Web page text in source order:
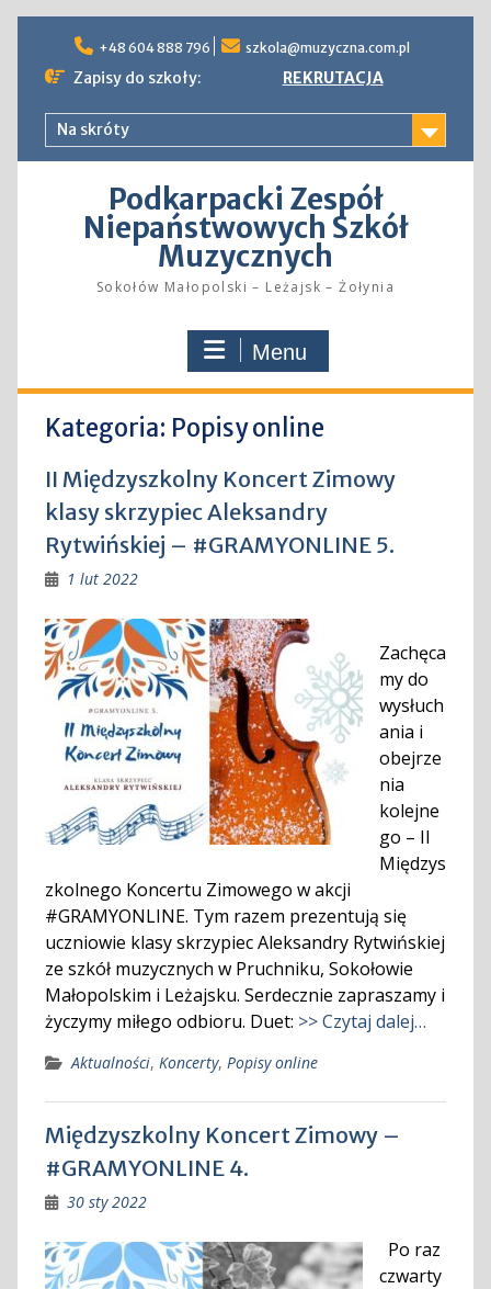
content
+48 604 888 796 szkola@muzyczna.com.pl
Zapisy do szkoły: REKRUTACJA
Na skróty
Podkarpacki Zespół
Niepaństwowych Szkół
Muzycznych
Sokołów Małopolski – Leżajsk – Żołynia
Menu
Kategoria: Popisy online
II Międzyszkolny Koncert Zimowy
klasy skrzypiec Aleksandry
Rytwińskiej – #GRAMYONLINE 5.
1 lut 2022
Zachęca
my do
wysłuch
ania i
obejrze
nia
kolejne
go – II
Międzys
zkolnego Koncertu Zimowego w akcji
#GRAMYONLINE. Tym razem prezentują się
uczniowie klasy skrzypiec Aleksandry Rytwińskiej
ze szkół muzycznych w Pruchniku, Sokołowie
Małopolskim i Leżajsku. Serdecznie zapraszamy i
życzymy miłego odbioru. Duet: >> Czytaj dalej…
Aktualności, Koncerty, Popisy online
Międzyszkolny Koncert Zimowy –
#GRAMYONLINE 4.
30 sty 2022
Po raz
czwarty